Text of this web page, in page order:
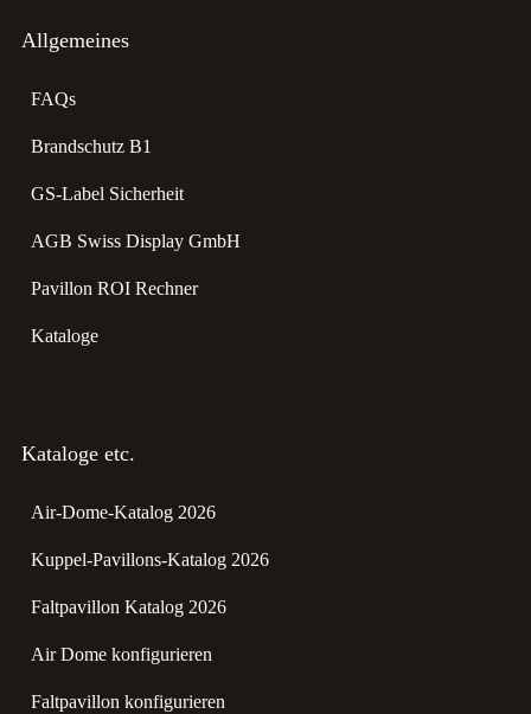
Allgemeines
FAQs
Brandschutz B1
GS-Label Sicherheit
AGB Swiss Display GmbH
Pavillon ROI Rechner
Kataloge
Kataloge etc.
Air-Dome-Katalog 2026
Kuppel-Pavillons-Katalog 2026
Faltpavillon Katalog 2026
Air Dome konfigurieren
Faltpavillon konfigurieren